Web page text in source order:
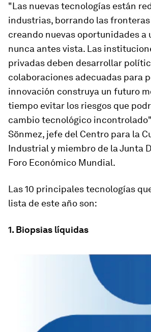
"Las nuevas tecnologías están
industrias, borrando las
creando nuevas oportunidades a
nunca antes vista. Las
privadas deben desarrollar
colaboraciones adecuadas para
innovación construya un futuro
tiempo evitar los riesgos que
cambio tecnológico
Sönmez, jefe del Centro para la
Industrial y miembro de la Junta
Foro Económico Mundial.
Las 10 principales tecnologías
lista de este año son:
1. Biopsias líquidas